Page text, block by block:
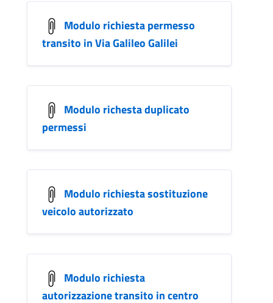
Modulo richiesta permesso
transito in Via Galileo Galilei
Modulo richesta duplicato
permessi
Modulo richiesta sostituzione
veicolo autorizzato
Modulo richiesta
autorizzazione transito in centro